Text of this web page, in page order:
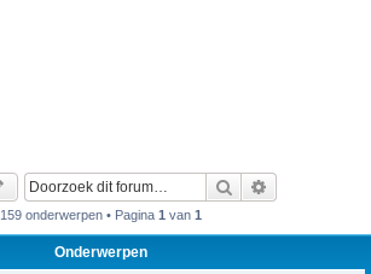
Zoek
159 onderwerpen • Pagina 1 van 1
Onderwerpen